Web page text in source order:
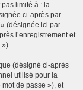
pas limité à : la
ci-après par
(désignée ici par
l’enregistrement et
»).
(désigné ci-après
utilisé pour la
de passe »), et